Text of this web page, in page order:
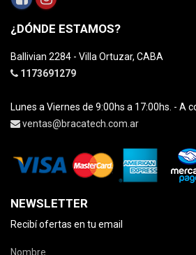
¿DÓNDE ESTAMOS?
Ballivian 2284 - Villa Ortuzar, CABA
1173691279
Lunes a Viernes de 9:00hs a 17:00hs. - A
ventas@bracatech.com.ar
NEWSLETTER
Recibí ofertas en tu email